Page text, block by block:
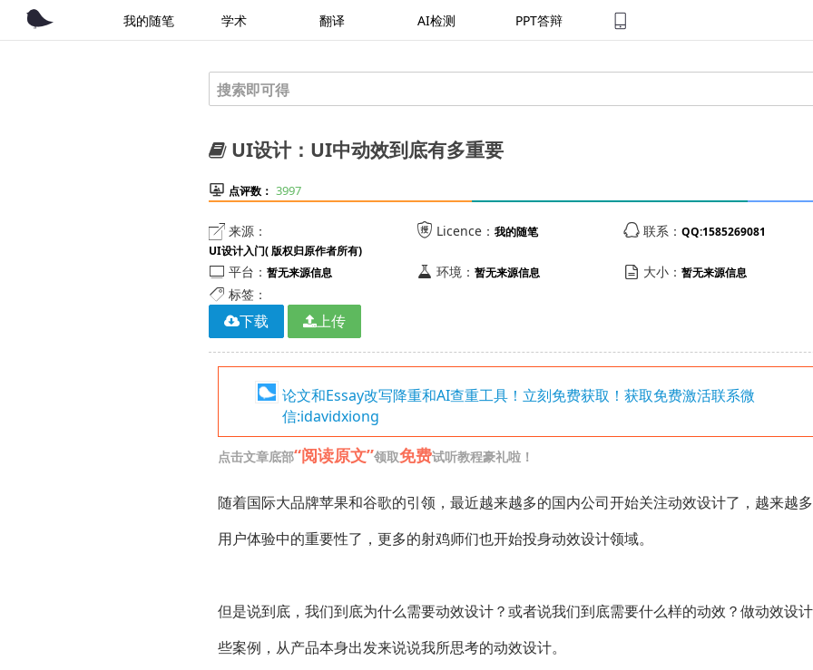
我的随笔 学术 翻译 AI检测 PPT答辩
UI设计：UI中动效到底有多重要
 点评数： 3997
 来源：
UI设计入门( 版权归原作者所有)
 Licence： 我的随笔  联系： QQ:1585269081
 平台： 暂无来源信息  环境： 暂无来源信息  大小： 暂无来源信息
 标签：
下载 上传
论文和Essay改写降重和AI查重工具！立刻免费获取！获取免费激活联系微
信:idavidxiong
点击文章底部“阅读原文”领取免费试听教程豪礼啦！
随着国际大品牌苹果和谷歌的引领，最近越来越多的国内公司开始关注动效设计了，越来越
用户体验中的重要性了，更多的射鸡师们也开始投身动效设计领域。
但是说到底，我们到底为什么需要动效设计？或者说我们到底需要什么样的动效？做动效设
些案例，从产品本身出发来说说我所思考的动效设计。